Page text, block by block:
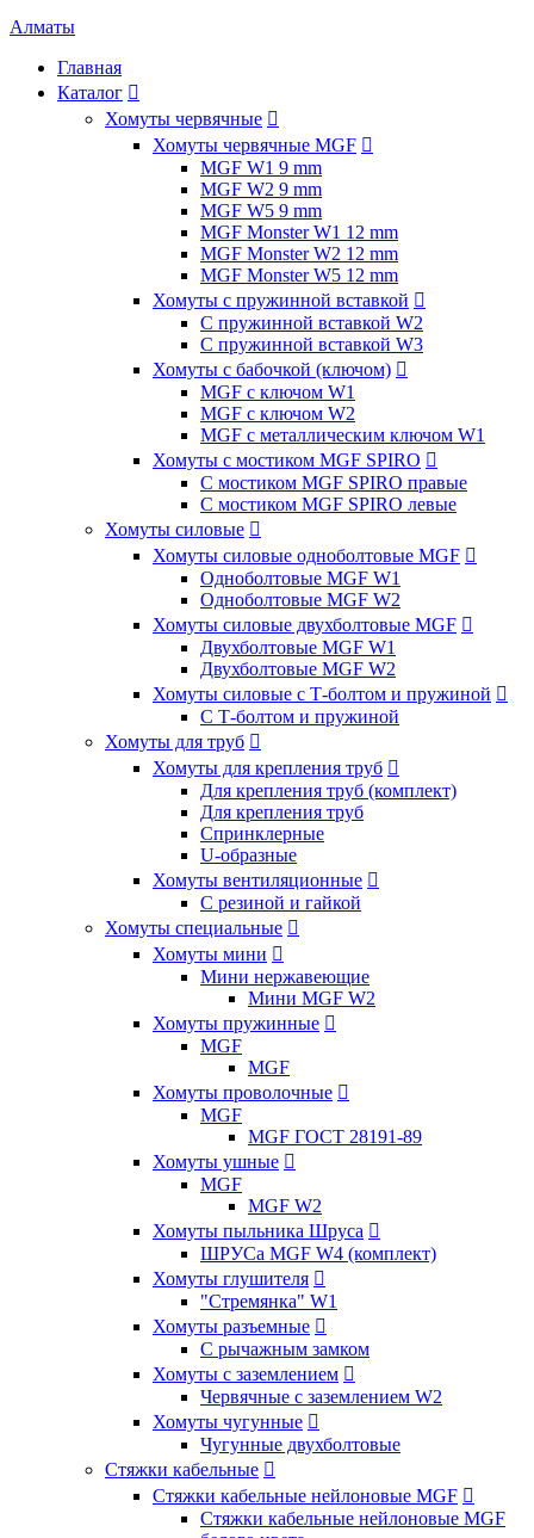
Алматы
Главная
Каталог 
Хомуты червячные 
Хомуты червячные MGF 
MGF W1 9 mm
MGF W2 9 mm
MGF W5 9 mm
MGF Monster W1 12 mm
MGF Monster W2 12 mm
MGF Monster W5 12 mm
Хомуты с пружинной вставкой 
С пружинной вставкой W2
С пружинной вставкой W3
Хомуты с бабочкой (ключом) 
MGF с ключом W1
MGF с ключом W2
MGF с металлическим ключом W1
Хомуты с мостиком MGF SPIRO 
С мостиком MGF SPIRO правые
С мостиком MGF SPIRO левые
Хомуты силовые 
Хомуты силовые одноболтовые MGF 
Одноболтовые MGF W1
Одноболтовые MGF W2
Хомуты силовые двухболтовые MGF 
Двухболтовые MGF W1
Двухболтовые MGF W2
Хомуты силовые с Т-болтом и пружиной 
С Т-болтом и пружиной
Хомуты для труб 
Хомуты для крепления труб 
Для крепления труб (комплект)
Для крепления труб
Спринклерные
U-образные
Хомуты вентиляционные 
С резиной и гайкой
Хомуты специальные 
Хомуты мини 
Мини нержавеющие
Мини MGF W2
Хомуты пружинные 
MGF
MGF
Хомуты проволочные 
MGF
MGF ГОСТ 28191-89
Хомуты ушные 
MGF
MGF W2
Хомуты пыльника Шруса 
ШРУСа MGF W4 (комплект)
Хомуты глушителя 
"Стремянка" W1
Хомуты разъемные 
С рычажным замком
Хомуты с заземлением 
Червячные с заземлением W2
Хомуты чугунные 
Чугунные двухболтовые
Стяжки кабельные 
Стяжки кабельные нейлоновые MGF 
Стяжки кабельные нейлоновые MGF